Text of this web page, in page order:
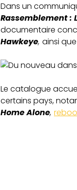
Dans un
Rassemblement :
documentaire
Hawkeye, ainsi
Le catalogue
certains pays,
Home Alone,